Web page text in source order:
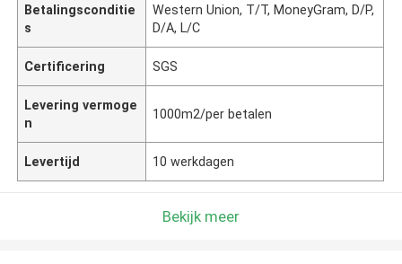
Betalingsconditie
s
Western Union, T/T, MoneyGram, D/P,
D/A, L/C
Certificering SGS
Levering vermoge
n
1000m2/per betalen
Levertijd 10 werkdagen
Bekijk meer